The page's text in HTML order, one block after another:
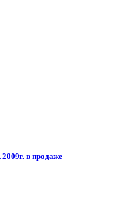
в продаже